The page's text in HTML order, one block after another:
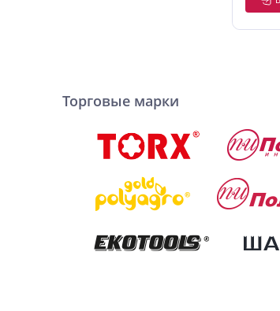
Торговые марки